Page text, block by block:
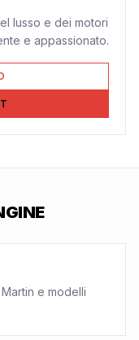
lusso e dei motori
e appassionato.
e modelli